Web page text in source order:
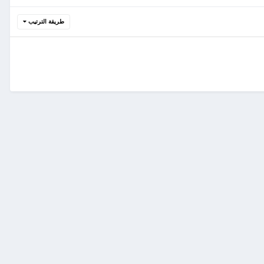
طريقة الترتيب